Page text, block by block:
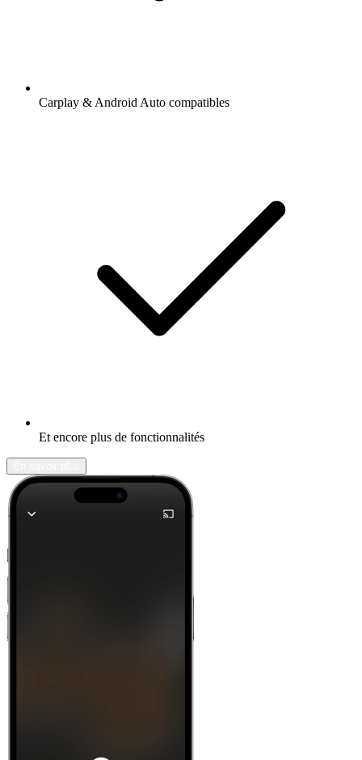
Carplay & Android Auto compatibles
Et encore plus de fonctionnalités